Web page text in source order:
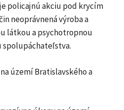
policajnú akciu pod krycím
neoprávnená výroba a
látkou a psychotropnou
spolupáchateľstva.
území Bratislavského a